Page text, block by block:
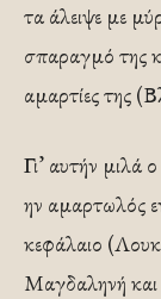
τα άλειψε με
σπαραγμό της
αμαρτίες της
Γι’ αυτήν μιλά
ην αμαρτωλός
κεφάλαιο
Μαγδαληνή και